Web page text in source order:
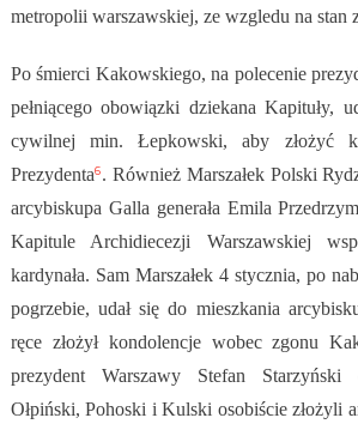
metropolii warszawskiej, ze wzgledu na stan
Po śmierci Kakowskiego, na polecenie
pełniącego obowiązki dziekana Kapituły,
cywilnej min. Łepkowski, aby złożyć
Prezydenta6. Również Marszałek Polski
arcybiskupa Galla generała Emila
Kapitule Archidiecezji Warszawskiej
kardynała. Sam Marszałek 4 stycznia, po
pogrzebie, udał się do mieszkania
ręce złożył kondolencje wobec zgonu
prezydent Warszawy Stefan Starzyński
Ołpiński, Pohoski i Kulski osobiście złożyli